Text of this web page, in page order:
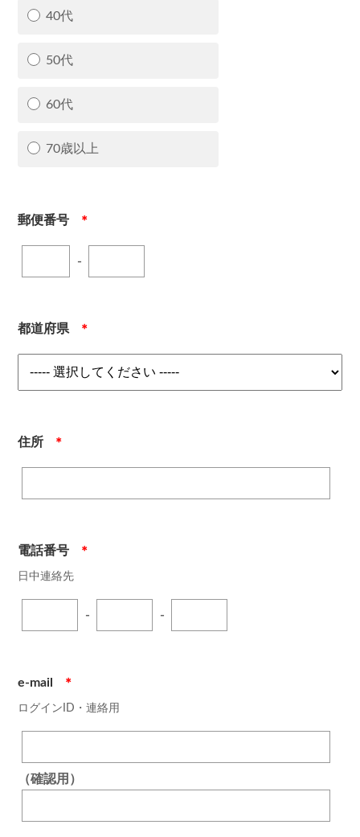
40代
50代
60代
70歳以上
郵便番号 ＊
-
都道府県 ＊
住所 ＊
電話番号 ＊
日中連絡先
- -
e-mail ＊
ログインID・連絡用
（確認用）